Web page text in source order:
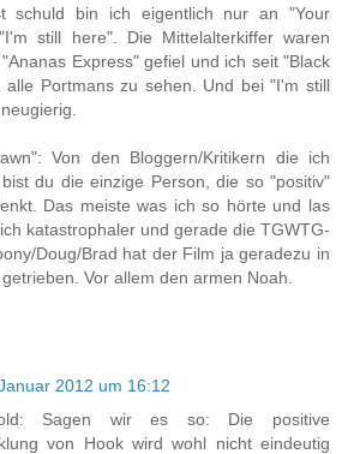
schuld bin ich eigentlich nur an "Your
still here". Die Mittelalterkiffer waren
Express" gefiel und ich seit "Black
alle Portmans zu sehen. Und bei "I'm still
Von den Bloggern/Kritikern die ich
du die einzige Person, die so "positiv"
Das meiste was ich so hörte und las
katastrophaler und gerade die TGWTG-
Doug/Brad hat der Film ja geradezu in
Vor allem den armen Noah.
2012 um 16:12
Sagen wir es so: Die positive
von Hook wird wohl nicht eindeutig